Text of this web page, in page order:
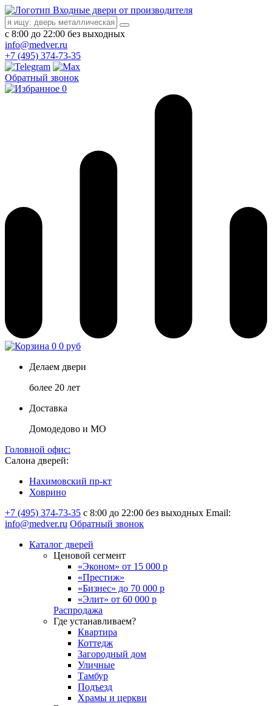
Входные двери от производителя
с 8:00 до 22:00 без выходных
info@medver.ru
+7 (495) 374-73-35
Обратный звонок
0
0 0 руб
Делаем двери
более 20 лет
Доставка
Домодедово и МО
Головной офис:
Салона дверей:
Нахимовский пр-кт
Ховрино
+7 (495) 374-73-35 с 8:00 до 22:00 без выходных Email:
info@medver.ru Обратный звонок
Каталог дверей
Ценовой сегмент
«Эконом» от 15 000 р
«Престиж»
«Бизнес» до 70 000 р
«Элит» от 60 000 р
Распродажа
Где устанавливаем?
Квартира
Коттедж
Загородный дом
Уличные
Тамбур
Подъезд
Храмы и церкви